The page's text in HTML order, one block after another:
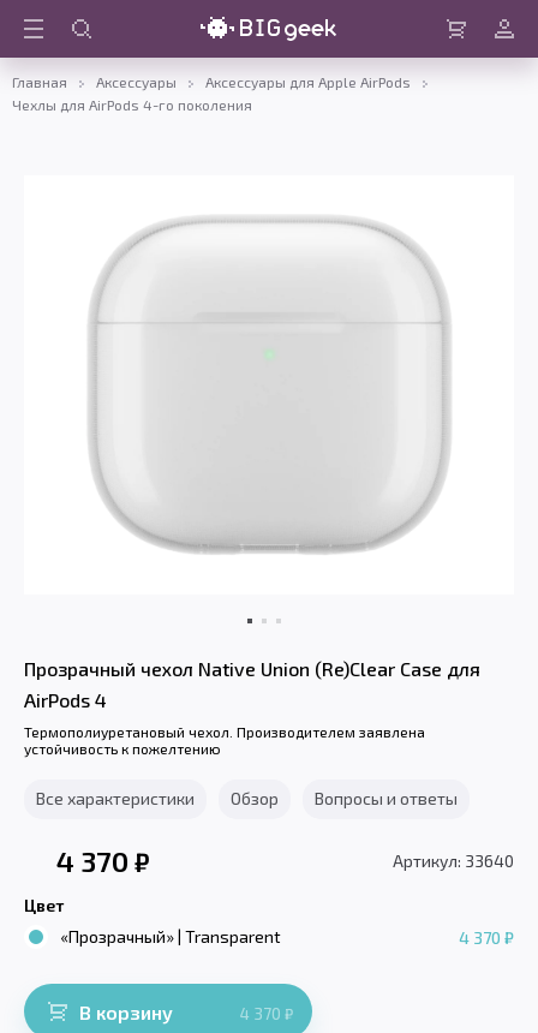
Войти
Главная Аксессуары
Аксессуары для Apple AirPods
Чехлы для AirPods 4-го поколения
Прозрачный чехол Native Union (Re)Clear Case для
AirPods 4
Термополиуретановый чехол. Производителем заявлена
устойчивость к пожелтению
Все характеристики Обзор Вопросы и ответы
4 370 ₽ Артикул: 33640
Цвет
«Прозрачный» | Transparent
4 370 ₽
В корзину 4 370 ₽